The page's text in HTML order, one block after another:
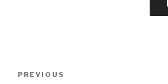
Previous
PREVIOUS